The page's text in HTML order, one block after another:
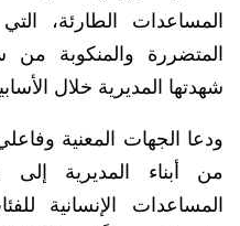
المساعدات الطارئة،
المتضررة والمنكوبة من
شهدتها المديرية خلال
ودعا الجهات المعنية
من أبناء المديرية
المساعدات الإنسانية